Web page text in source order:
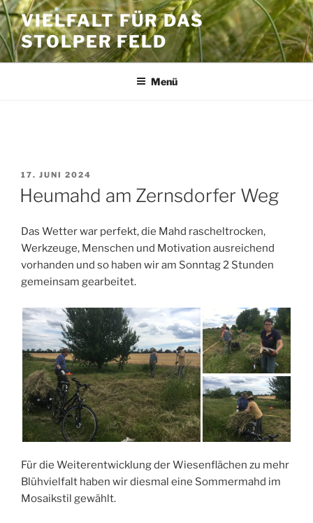
Zum
Inhalt
springen
VIELFALT FÜR DAS
STOLPER FELD
Menü
VERÖFFENTLICHT
AM
17. JUNI 2024
Heumahd am Zernsdorfer Weg
Das Wetter war perfekt, die Mahd rascheltrocken,
Werkzeuge, Menschen und Motivation ausreichend
vorhanden und so haben wir am Sonntag 2 Stunden
gemeinsam gearbeitet.
Für die Weiterentwicklung der Wiesenflächen zu mehr
Blühvielfalt haben wir diesmal eine Sommermahd im
Mosaikstil gewählt.